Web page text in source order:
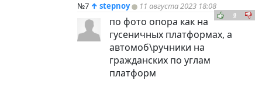
№7 ↑ stepnoy 11 августа 2023 18:08
0
по фото опора как на
гусеничных платформах, а
автомоб\ручники на
гражданских по углам
платформ